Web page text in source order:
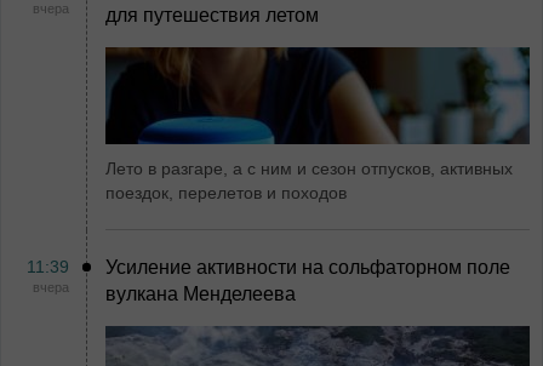
вчера
для путешествия летом
Лето в разгаре, а с ним и сезон отпусков, активных
поездок, перелетов и походов
11:39
вчера
Усиление активности на сольфаторном поле
вулкана Менделеева